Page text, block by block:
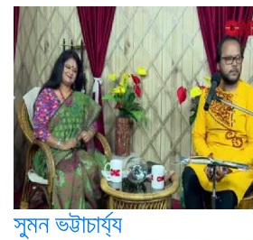
সুমন ভট্টাচার্য্য